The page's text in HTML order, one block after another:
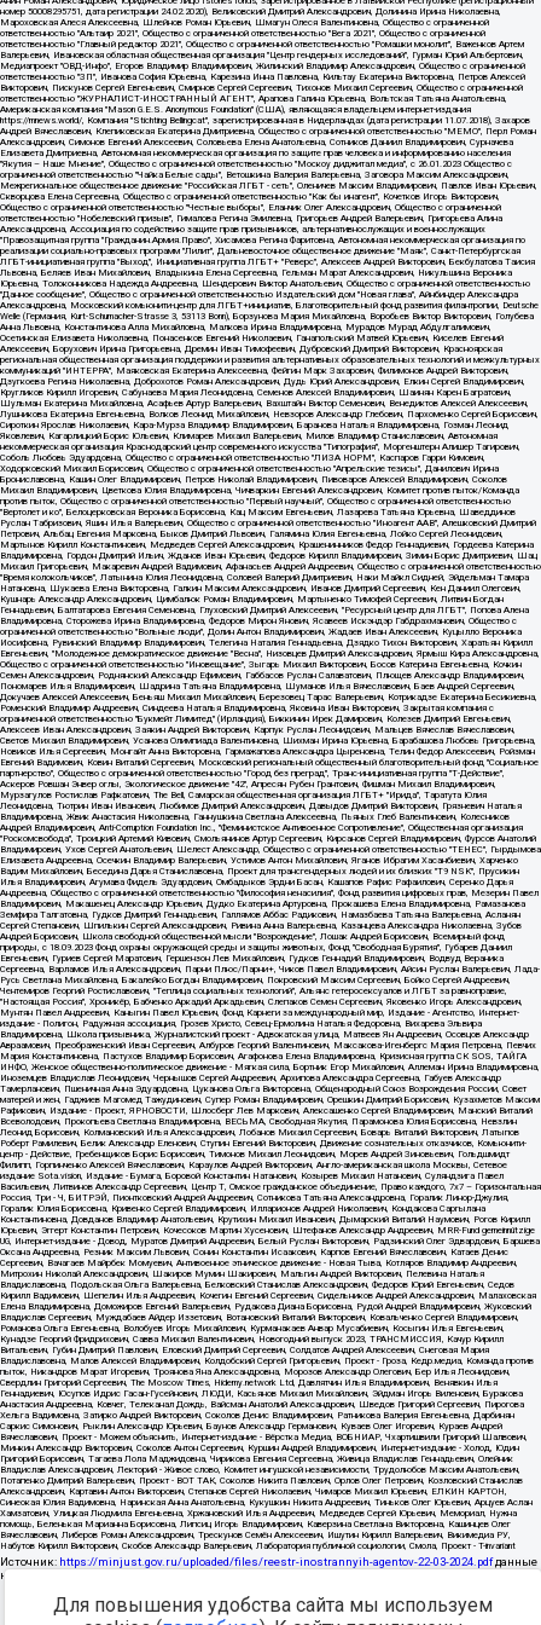
Источник: https://minjust.gov.ru/uploaded/files/reestr-inostrannyih-agentov-22-03-2024.pdfданные
на
Разработка -
Для повышения удобства сайта мы используем